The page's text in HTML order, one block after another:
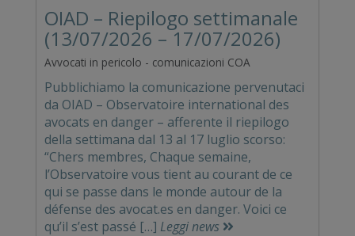
OIAD – Riepilogo settimanale
(13/07/2026 – 17/07/2026)
Avvocati in pericolo - comunicazioni COA
Pubblichiamo la comunicazione pervenutaci
da OIAD – Observatoire international des
avocats en danger – afferente il riepilogo
della settimana dal 13 al 17 luglio scorso:
“Chers membres, Chaque semaine,
l’Observatoire vous tient au courant de ce
qui se passe dans le monde autour de la
défense des avocat.es en danger. Voici ce
qu’il s’est passé […] Leggi news